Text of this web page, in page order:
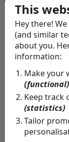
This
Hey there!
(and similar
about you.
information:
Make your
(functional)
Keep track
(statistics)
Tailor
betrekken,
Onder meer
op. De
gegronde
twijfelen door
Media Groep
een gunstiger